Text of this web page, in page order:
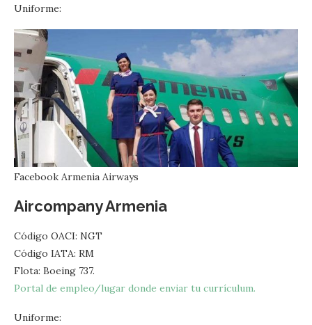
Uniforme:
Facebook Armenia Airways
Aircompany Armenia
Código OACI: NGT
Código IATA: RM
Flota: Boeing 737.
Portal de empleo/lugar donde enviar tu currículum.
Uniforme: